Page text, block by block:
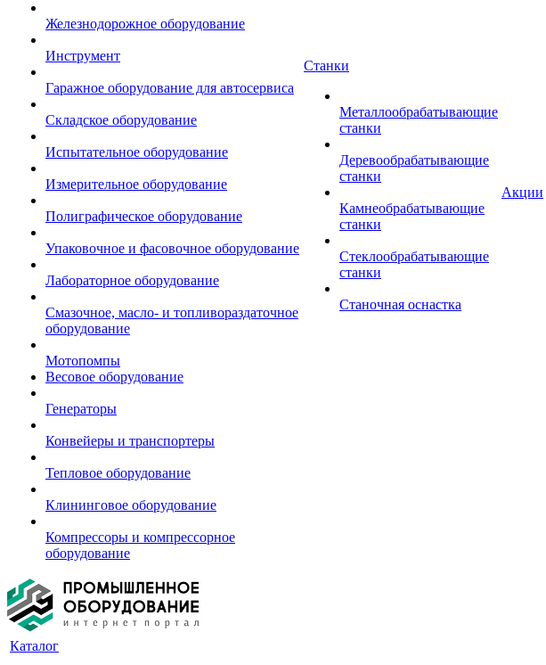
Железнодорожное оборудование
Инструмент
Гаражное оборудование для автосервиса
Складское оборудование
Испытательное оборудование
Измерительное оборудование
Полиграфическое оборудование
Упаковочное и фасовочное оборудование
Лабораторное оборудование
Смазочное, масло- и топливораздаточное
оборудование
Мотопомпы
Весовое оборудование
Генераторы
Конвейеры и транспортеры
Тепловое оборудование
Клининговое оборудование
Компрессоры и компрессорное
оборудование
Станки
Металлообрабатывающие
станки
Деревообрабатывающие
станки
Камнеобрабатывающие
станки
Стеклообрабатывающие
станки
Станочная оснастка
Акции
Каталог